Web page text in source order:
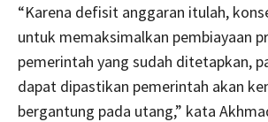
“Karena defisit anggaran itulah,
untuk memaksimalkan pembiayaan
pemerintah yang sudah ditetapkan,
dapat dipastikan pemerintah akan
bergantung pada utang,” kata